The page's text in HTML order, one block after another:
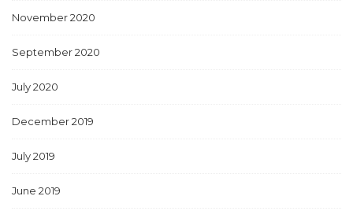
November 2020
September 2020
July 2020
December 2019
July 2019
June 2019